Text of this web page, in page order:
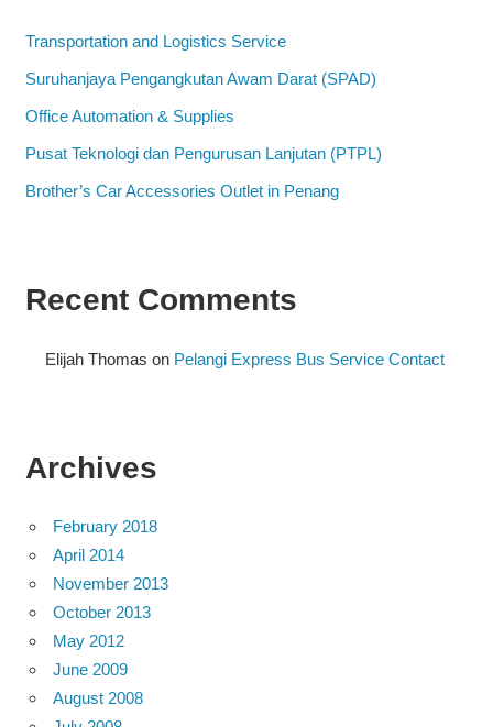
Transportation and Logistics Service
Suruhanjaya Pengangkutan Awam Darat (SPAD)
Office Automation & Supplies
Pusat Teknologi dan Pengurusan Lanjutan (PTPL)
Brother’s Car Accessories Outlet in Penang
Recent Comments
Elijah Thomas on Pelangi Express Bus Service Contact
Archives
February 2018
April 2014
November 2013
October 2013
May 2012
June 2009
August 2008